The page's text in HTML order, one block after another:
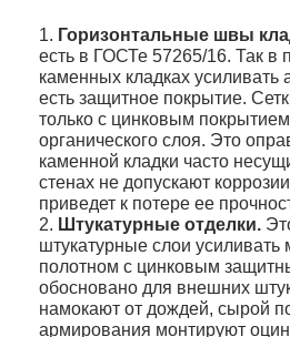
Горизонтальные швы
есть в ГОСТе 57265/16. Так
каменных кладках
есть защитное покрытие.
только с цинковым
органического слоя. Это
каменной кладки часто
стенах не допускают
приведет к потере ее
Штукатурные отделки.
штукатурные слои усиливать
полотном с цинковым
обосновано для внешних
намокают от дождей, сырой
армирования монтируют